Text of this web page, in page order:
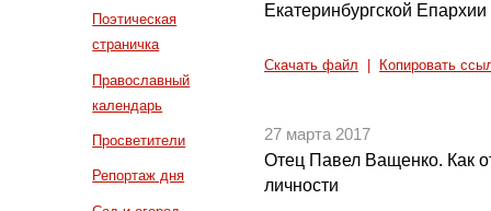
Поэтическая
страничка
Православный
календарь
Просветители
Репортаж дня
Екатеринбургской Епархии
Скачать файл Копировать
27 марта 2017
Отец Павел Ващенко. Как
личности